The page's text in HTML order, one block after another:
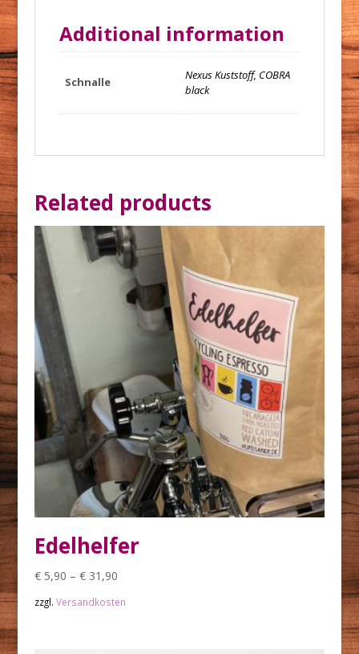
Additional information
Schnalle
Nexus Kuststoff, COBRA
black
Related products
Edelhelfer
€5,90 – €31,90
zzgl. Versandkosten